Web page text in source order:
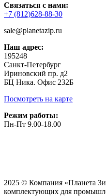
Связаться с нами:
+7 (812)628-88-30
sale@planetazip.ru
Наш адрес:
195248
Санкт-Петербург
Ириновский пр. д2
БЦ Ника. Офис 232Б
Посмотреть на карте
Режим работы:
Пн-Пт 9.00-18.00
2025 © Компания «Планета
комплектующих для